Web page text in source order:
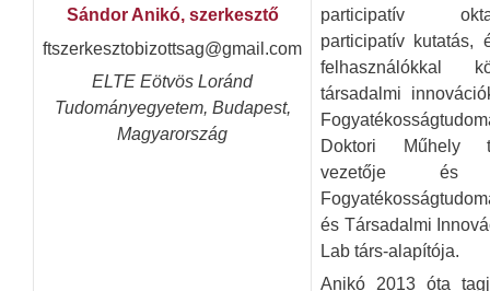
Sándor Anikó, szerkesztő
ftszerkesztobizottsag@gmail.com
ELTE Eötvös Loránd
Tudományegyetem, Budapest,
Magyarország
participatív
participatív kutatás,
felhasználókkal
társadalmi
Doktori Műhely
vezetője
és Társadalmi
Lab társ-alapítója.
Anikó 2013 óta